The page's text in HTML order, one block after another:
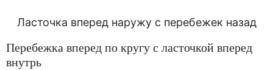
Ласточка вперед наружу с перебежек назад
Перебежка вперед по кругу с ласточкой вперед
внутрь